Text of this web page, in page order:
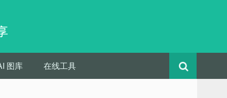
图库 在线工具